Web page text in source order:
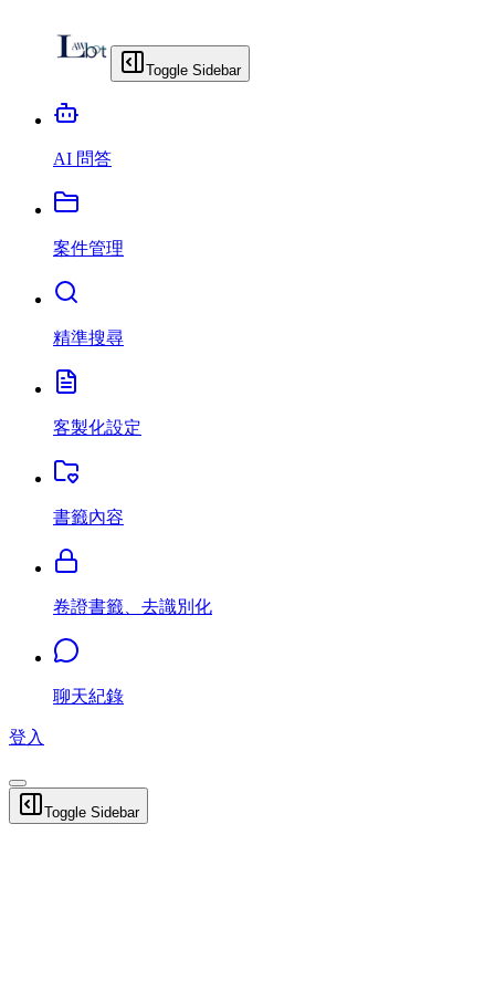
Toggle Sidebar
AI 問答
案件管理
精準搜尋
客製化設定
書籤內容
卷證書籤、去識別化
聊天紀錄
登入
Toggle Sidebar